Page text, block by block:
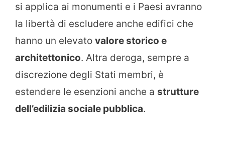
si applica ai monumenti e i Paesi avranno
la libertà di escludere anche edifici che
hanno un elevato valore storico e
architettonico. Altra deroga, sempre a
discrezione degli Stati membri, è
estendere le esenzioni anche a strutture
dell’edilizia sociale pubblica.